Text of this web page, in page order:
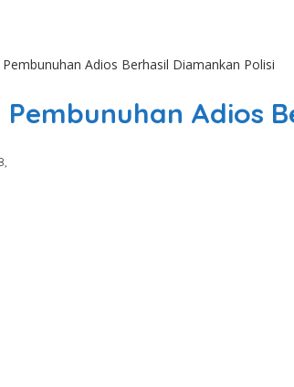
Adios Berhasil Diamankan Polisi
Adios